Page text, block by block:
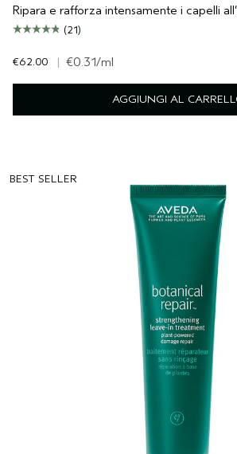
Ripara e rafforza intensamente i capelli
(21)
€62.00 | €0.31/ml
AGGIUNGI AL
BEST SELLER